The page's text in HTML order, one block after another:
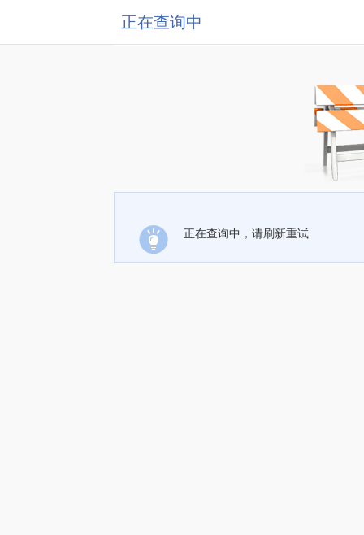
正在查询中
正在查询中，请刷新重试